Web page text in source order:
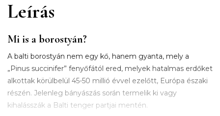
Leírás
Mi is a borostyán?
A balti borostyán nem egy kő, hanem gyanta, mely a
„Pinus succinifer” fenyőfától ered, melyek hatalmas erdőket
alkottak körülbelül 45-50 millió évvel ezelőtt, Európa északi
részén. Jelenleg bányászás során termelik ki vagy
kihalásszák a Balti tenger partjai mentén.